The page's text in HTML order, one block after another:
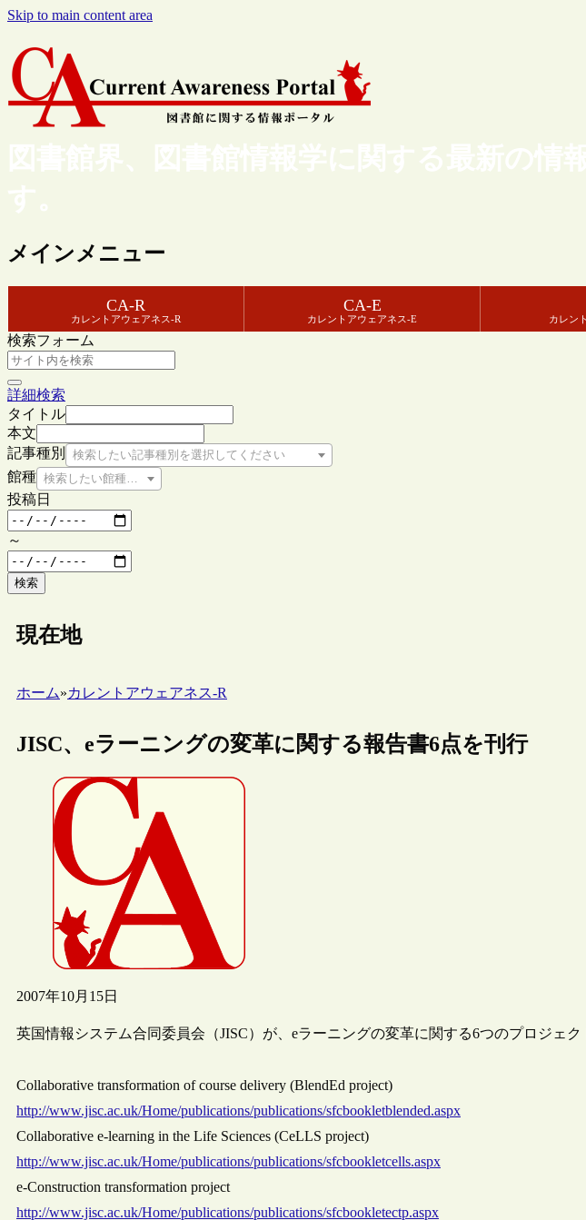
Skip to main content area
図書館界、図書館情報学に関する最新の
す。
メインメニュー
CA-R
カレントアウェアネス-R
CA-E
カレントアウェアネス-E カレン
検索フォーム
詳細検索
タイトル
本文
記事種別
検索したい記事種別を選択してください
館種 検索したい館種を選択してください
投稿日
～
検索
現在地
ホーム»カレントアウェアネス-R
JISC、eラーニングの変革に関する報告書6点を刊行
2007年10月15日
英国情報システム合同委員会（JISC）が、eラーニングの変革に関する6つのプロジェク
Collaborative transformation of course delivery (BlendEd project)
http://www.jisc.ac.uk/Home/publications/publications/sfcbookletblended.aspx
Collaborative e-learning in the Life Sciences (CeLLS project)
http://www.jisc.ac.uk/Home/publications/publications/sfcbookletcells.aspx
e-Construction transformation project
http://www.jisc.ac.uk/Home/publications/publications/sfcbookletectp.aspx